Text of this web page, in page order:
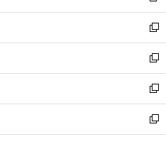
開
く
ウ
で
開
く
ン
ド
ウ
で
開
く
し
い
ウ
ィ
ン
ド
ウ
で
開
新
し
い
ウ
ィ
ン
ド
ウ
新
し
い
ウ
ィ
ン
新
し
い
ウ
新
し